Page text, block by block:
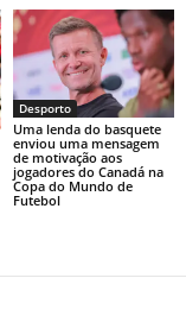
Desporto
Uma lenda do basquete
enviou uma mensagem
de motivação aos
jogadores do Canadá na
Copa do Mundo de
Futebol